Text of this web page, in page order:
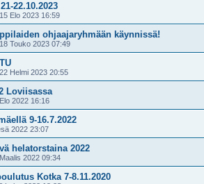
22.10.2023
15 Elo 2023 16:59
ohjaajaryhmään käynnissä!
18 Touko 2023 07:49
22 Helmi 2023 20:55
Loviisassa
2022 16:16
9-16.7.2022
2022 23:07
helatorstaina 2022
2022 09:34
Kotka 7-8.11.2020